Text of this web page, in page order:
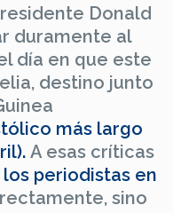
Donald
duramente al
día en que este
destino junto
más largo
A esas críticas
periodistas en
sino